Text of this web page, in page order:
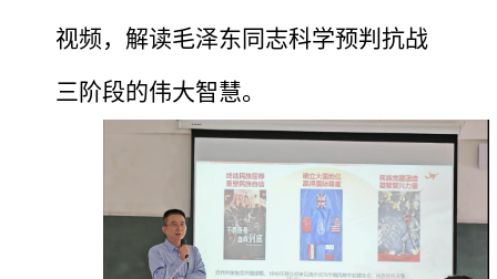
视频，解读毛泽东同志科学预判抗战
三阶段的伟大智慧。